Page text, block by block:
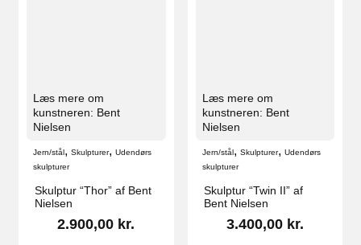
Læs mere om
kunstneren: Bent
Nielsen
Jern/stål,Skulpturer,Udendørs
skulpturer
Skulptur “Thor” af Bent
Nielsen
2.900,00 kr.
Læs mere om
kunstneren: Bent
Nielsen
Jern/stål, Skulpturer, Udendørs
skulpturer
Skulptur “Twin II” af
Bent Nielsen
3.400,00 kr.